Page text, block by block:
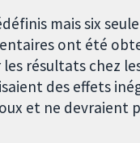
mais six
ont été
résultats chez
des effets
et ne devraient